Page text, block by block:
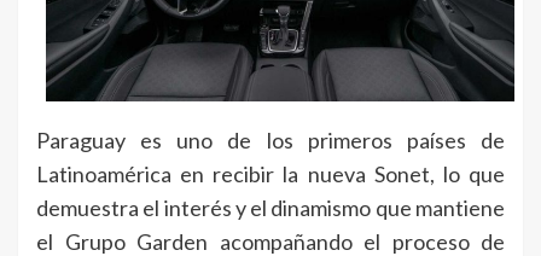
Paraguay es uno de los primeros países de
Latinoamérica en recibir la nueva Sonet, lo que
demuestra el interés y el dinamismo que mantiene
el Grupo Garden acompañando el proceso de